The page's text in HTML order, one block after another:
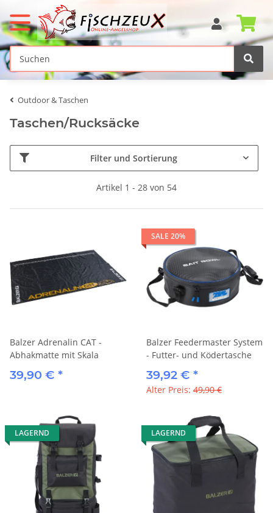
Outdoor & Taschen
Taschen/Rucksäcke
Filter und Sortierung
Artikel 1 - 28 von 54
Balzer Adrenalin CAT -
Abhakmatte mit Skala
39,90 € *
SALE 20%
Balzer Feedermaster System
- Futter- und Ködertasche
39,92 € *
Alter Preis: 49,90 €
LAGERND LAGERND